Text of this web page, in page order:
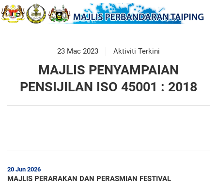
23 Mac 2023 Aktiviti Terkini
MAJLIS PENYAMPAIAN
PENSIJILAN ISO 45001 : 2018
20 Jun 2026
MAJLIS PERARAKAN DAN PERASMIAN FESTIVAL